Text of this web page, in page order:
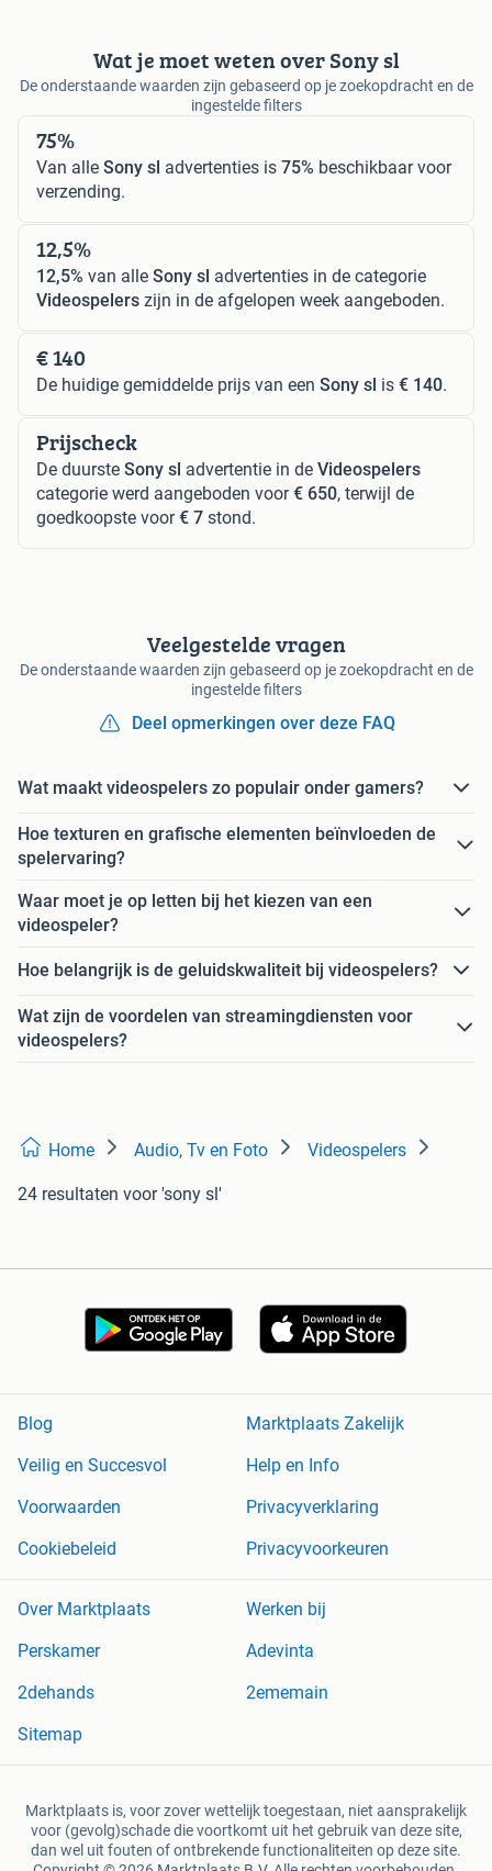
Wat je moet weten over Sony sl
De onderstaande waarden zijn gebaseerd op je zoekopdracht en de
ingestelde filters
75%
Van alle Sony sl advertenties is 75% beschikbaar voor
verzending.
12,5%
12,5% van alle Sony sl advertenties in de categorie
Videospelers zijn in de afgelopen week aangeboden.
€ 140
De huidige gemiddelde prijs van een Sony sl is € 140.
Prijscheck
De duurste Sony sl advertentie in de Videospelers
categorie werd aangeboden voor€ 650, terwijl de
goedkoopste voor€ 7 stond.
Veelgestelde vragen
De onderstaande waarden zijn gebaseerd op je zoekopdracht en de
ingestelde filters
Deel opmerkingen over deze FAQ
Wat maakt videospelers zo populair onder gamers?
Hoe texturen en grafische elementen beïnvloeden de
spelervaring?
Waar moet je op letten bij het kiezen van een
videospeler?
Hoe belangrijk is de geluidskwaliteit bij videospelers?
Wat zijn de voordelen van streamingdiensten voor
videospelers?
Home Audio, Tv en Foto Videospelers
24 resultaten voor 'sony sl'
Blog
Marktplaats Zakelijk
Veilig en Succesvol
Help en Info
Voorwaarden
Privacyverklaring
Cookiebeleid
Privacyvoorkeuren
Over Marktplaats
Werken bij
Perskamer
Adevinta
2dehands
2ememain
Sitemap
Marktplaats is, voor zover wettelijk toegestaan, niet aansprakelijk
voor (gevolg)schade die voortkomt uit het gebruik van deze site,
dan wel uit fouten of ontbrekende functionaliteiten op deze site.